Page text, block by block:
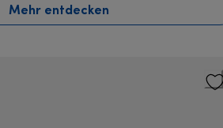
Mehr entdecken